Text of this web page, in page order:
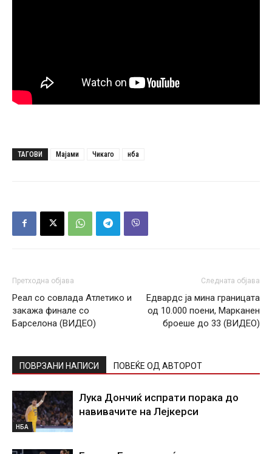
ТАГОВИ Мајами Чикаго нба
Претходна објава
Реал со совлада Атлетико и
закажа финале со
Барселона (ВИДЕО)
Следната објава
Едвардс ја мина границата
од 10.000 поени, Марканен
броеше до 33 (ВИДЕО)
ПОВРЗАНИ НАПИСИ ПОВЕЌЕ ОД АВТОРОТ
НБА
Лука Дончиќ испрати порака до
навивачите на Лејкерси